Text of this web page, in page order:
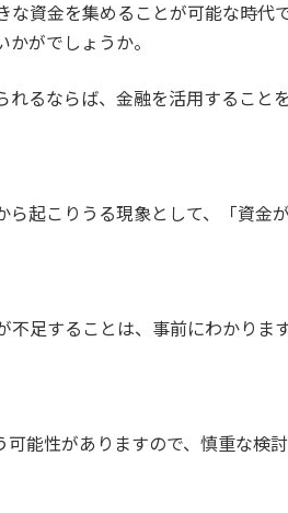
資金を集めることが可能な時代
がでしょうか。
るならば、金融を活用すること
起こりうる現象として、「資金
足することは、事前にわかりま
能性がありますので、慎重な検討